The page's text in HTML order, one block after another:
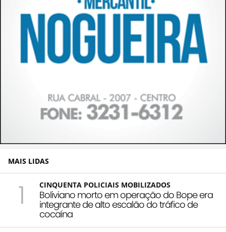
MAIS LIDAS
1 CINQUENTA POLICIAIS MOBILIZADOS
Boliviano morto em operação do Bope era
integrante de alto escalão do tráfico de
cocaína